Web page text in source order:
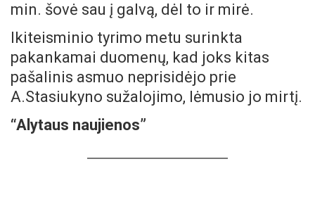
min. šovė sau į galvą, dėl to ir mirė.
Ikiteisminio tyrimo metu surinkta
pakankamai duomenų, kad joks kitas
pašalinis asmuo neprisidėjo prie
A.Stasiukyno sužalojimo, lėmusio jo mirtį.
“Alytaus naujienos”